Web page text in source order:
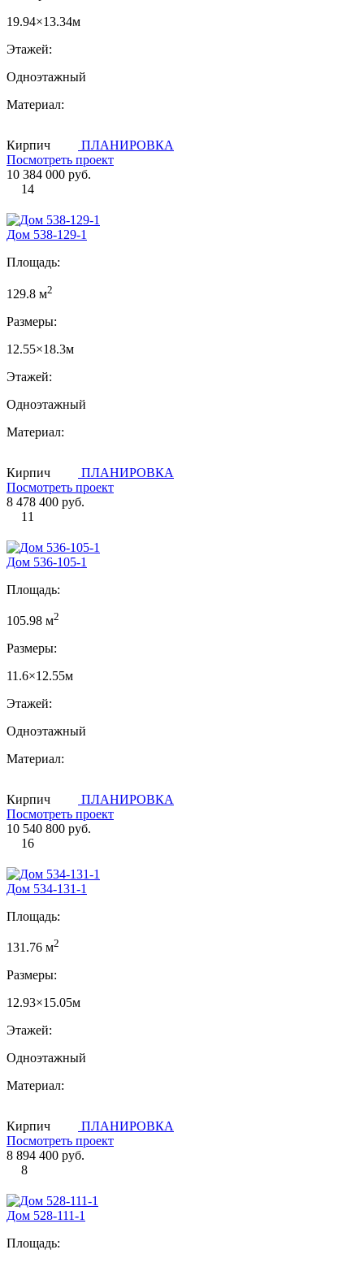
19.94×13.34м
Этажей:
Одноэтажный
Материал:
Кирпич
ПЛАНИРОВКА
Посмотреть проект
10 384 000 руб.
14
Дом 538-129-1
Площадь:
129.8 м2
Размеры:
12.55×18.3м
Этажей:
Одноэтажный
Материал:
Кирпич
ПЛАНИРОВКА
Посмотреть проект
8 478 400 руб.
11
Дом 536-105-1
Площадь:
105.98 м2
Размеры:
11.6×12.55м
Этажей:
Одноэтажный
Материал:
Кирпич
ПЛАНИРОВКА
Посмотреть проект
10 540 800 руб.
16
Дом 534-131-1
Площадь:
131.76 м2
Размеры:
12.93×15.05м
Этажей:
Одноэтажный
Материал:
Кирпич
ПЛАНИРОВКА
Посмотреть проект
8 894 400 руб.
8
Дом 528-111-1
Площадь: